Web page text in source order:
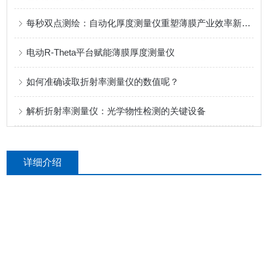
每秒双点测绘：自动化厚度测量仪重塑薄膜产业效率新标准
电动R-Theta平台赋能薄膜厚度测量仪
如何准确读取折射率测量仪的数值呢？
解析折射率测量仪：光学物性检测的关键设备
详细介绍